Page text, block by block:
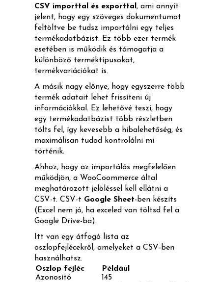
CSV importtal és exporttal , ami annyit
jelent, hogy egy szöveges dokumentumot
feltöltve be tudsz importálni egy teljes
termékadatbázist. Ez több ezer termék
esetében is működik és támogatja a
különböző terméktípusokat,
termékvariációkat is.
A másik nagy előnye, hogy egyszerre több
termék adatait lehet frissíteni új
információkkal. Ez lehetővé teszi, hogy
egy termékadatbázist több részletben
tölts fel, így kevesebb a hibalehetőség, és
maximálisan tudod kontrolálni mi
történik.
Ahhoz, hogy az importálás megfelelően
működjön, a WooCoommerce által
meghatározott jelöléssel kell ellátni a
CSV-t. CSV-t Google Sheet-ben készíts
(Excel nem jó, ha exceled van töltsd fel a
Google Drive-ba).
Itt van egy átfogó lista az
oszlopfejlécekről, amelyeket a CSV-ben
használhatsz.
Oszlop fejléc
Például
Azonosító
145